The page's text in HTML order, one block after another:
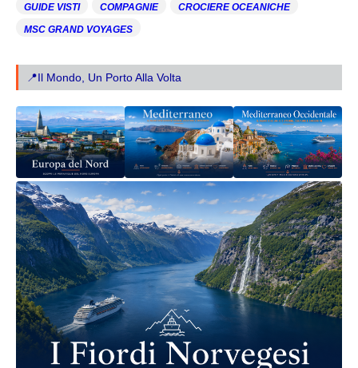
GUIDE VISTI
COMPAGNIE
CROCIERE OCEANICHE
MSC GRAND VOYAGES
📍Il Mondo, Un Porto Alla Volta